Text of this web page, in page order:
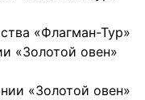
«Золотой овен»